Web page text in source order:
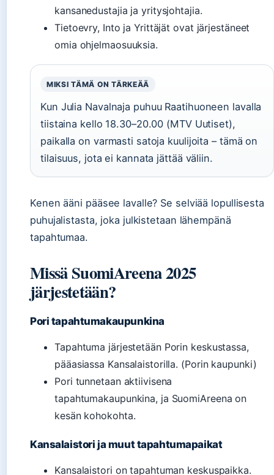
kansanedustajia ja yritysjohtajia.
Tietoevry, Into ja Yrittäjät ovat järjestäneet
omia ohjelmaosuuksia.
MIKSI TÄMÄ ON TÄRKEÄÄ
Kun Julia Navalnaja puhuu Raatihuoneen lavalla
tiistaina kello 18.30–20.00 (MTV Uutiset),
paikalla on varmasti satoja kuulijoita – tämä on
tilaisuus, jota ei kannata jättää väliin.
Kenen ääni pääsee lavalle? Se selviää lopullisesta
puhujalistasta, joka julkistetaan lähempänä
tapahtumaa.
Missä SuomiAreena 2025
järjestetään?
Pori tapahtumakaupunkina
Tapahtuma järjestetään Porin keskustassa,
pääasiassa Kansalaistorilla. (Porin kaupunki)
Pori tunnetaan aktiivisena
tapahtumakaupunkina, ja SuomiAreena on
kesän kohokohta.
Kansalaistori ja muut tapahtumapaikat
Kansalaistori on tapahtuman keskuspaikka.